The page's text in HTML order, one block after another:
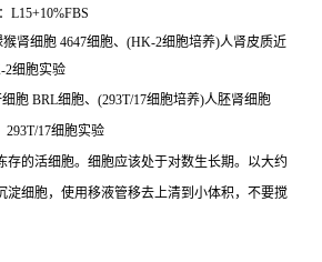
L15+10%FBS
肾细胞 4647细胞、(HK-2细胞培养)人肾皮质近
2细胞实验
胞 BRL细胞、(293T/17细胞培养)人胚肾细胞
293T/17细胞实验
存的活细胞。细胞应该处于对数生长期。以大约
淀细胞，使用移液管移去上清到小体积，不要搅